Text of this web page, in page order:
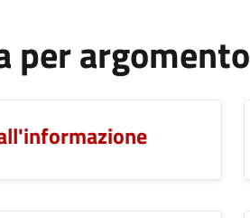
per argomento